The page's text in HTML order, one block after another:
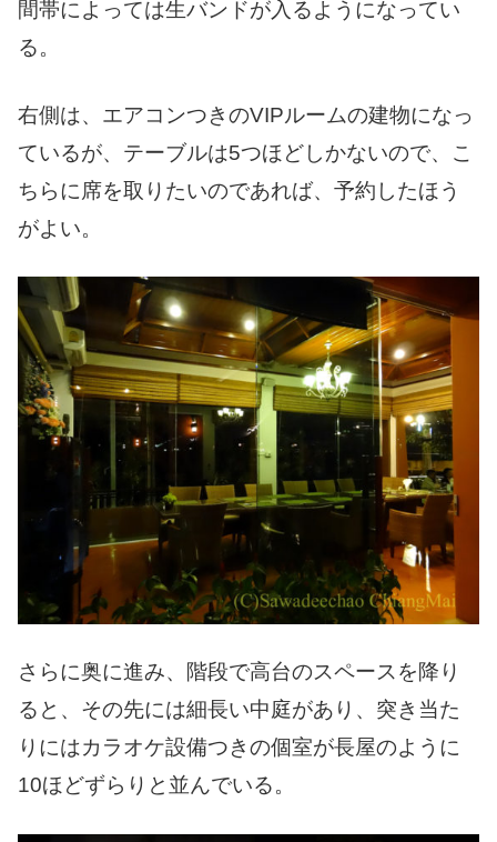
間帯によっては生バンドが入るようになってい
る。
右側は、エアコンつきのVIPルームの建物になっ
ているが、テーブルは5つほどしかないので、こ
ちらに席を取りたいのであれば、予約したほう
がよい。
さらに奥に進み、階段で高台のスペースを降り
ると、その先には細長い中庭があり、突き当た
りにはカラオケ設備つきの個室が長屋のように
10ほどずらりと並んでいる。